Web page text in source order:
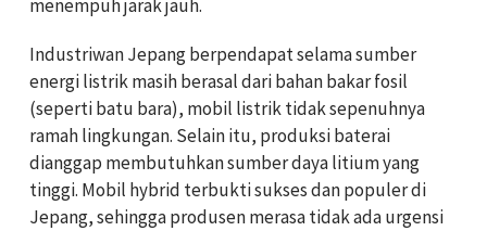
menempuh jarak jauh.
Industriwan Jepang berpendapat selama sumber
energi listrik masih berasal dari bahan bakar fosil
(seperti batu bara), mobil listrik tidak sepenuhnya
ramah lingkungan. Selain itu, produksi baterai
dianggap membutuhkan sumber daya litium yang
tinggi. Mobil hybrid terbukti sukses dan populer di
Jepang, sehingga produsen merasa tidak ada urgensi